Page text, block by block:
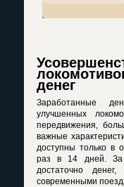
денег
Заработанные
улучшенных
передвижения,
важные
доступны только в
раз в 14 дней. За
достаточно
современными